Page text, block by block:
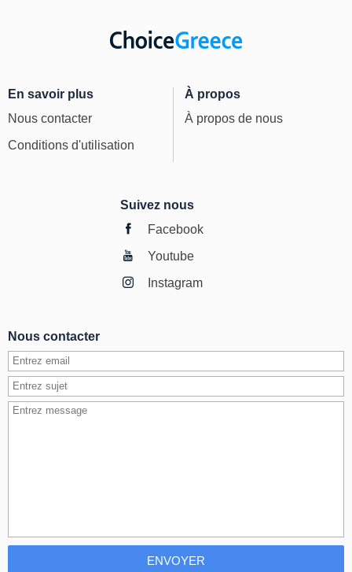
En savoir plus
Nous contacter
Conditions d'utilisation
À propos
À propos de nous
Suivez nous
Facebook
Youtube
Instagram
Nous contacter